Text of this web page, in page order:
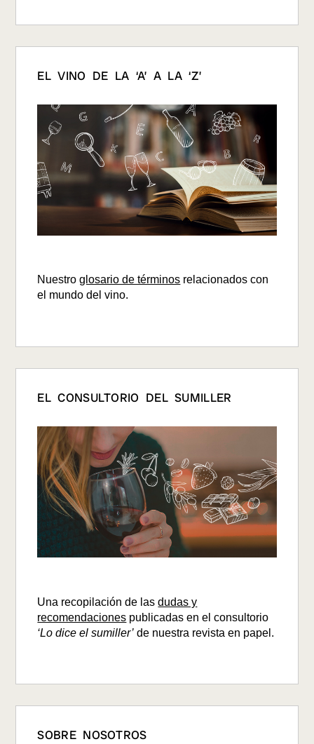
EL VINO DE LA ‘A’ A LA ‘Z’
Nuestroglosario de términos relacionados con
el mundo del vino.
EL CONSULTORIO DEL SUMILLER
Una recopilación de lasdudas y
recomendaciones publicadas en el consultorio
‘Lo dice el sumiller’ de nuestra revista en papel.
SOBRE NOSOTROS